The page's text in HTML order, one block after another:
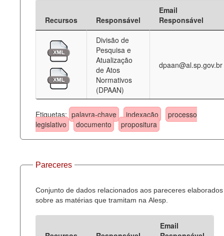
Recursos Responsável
Email
Responsável
Divisão de
Pesquisa e
Atualização
de Atos
Normativos
(DPAAN)
dpaan@al.sp.gov.br
Etiquetas: palavra-chave indexação
processo
legislativo
documento propositura
Pareceres
Conjunto de dados relacionados aos pareceres elaborados
sobre as matérias que tramitam na Alesp.
Email